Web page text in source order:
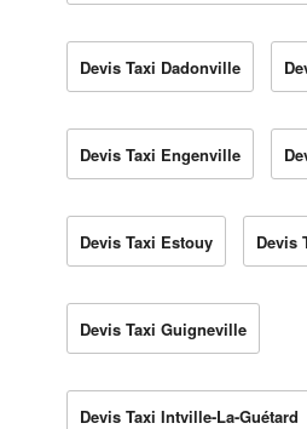
Devis Taxi Dadonville
Devis Taxi Engenville
Devis Taxi Estouy Devis
Devis Taxi Guigneville
Devis Taxi Intville-La-Guétard